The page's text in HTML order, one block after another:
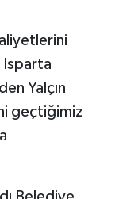
Isparta
Yalçın
geçtiğimiz